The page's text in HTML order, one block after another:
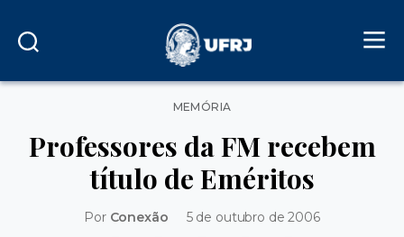
Categorias
MEMÓRIA
Professores da FM recebem
título de Eméritos
Por Conexão 5 de outubro de 2006